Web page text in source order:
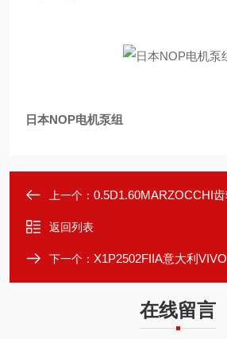
日本NOP电机泵组
上一个： 0.5D1.60MARZOCCHI
返回列表
下一个： X1P2502FIIA意大利
在线留言